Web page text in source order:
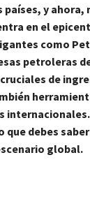
países, y ahora,
en el
como
petroleras
de
debes
global.